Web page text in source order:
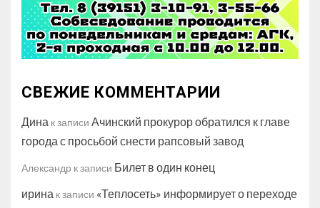
СВЕЖИЕ КОММЕНТАРИИ
Дина к записи Ачинский прокурор обратился к главе
города с просьбой снести рапсовый завод
Александр к записи Билет в один конец
ирина к записи «Теплосеть» информирует о переходе